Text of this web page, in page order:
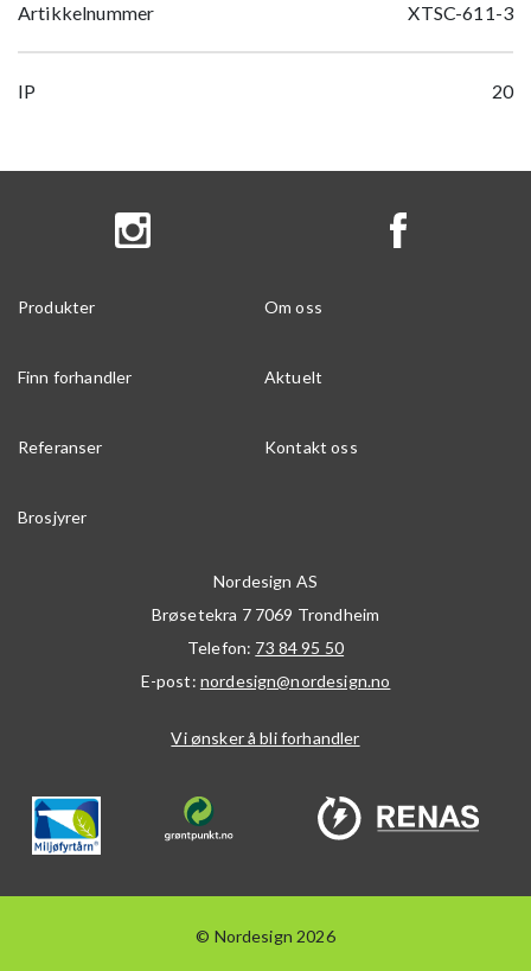
Artikkelnummer XTSC-611-3
IP 20
Produkter Om oss
Finn forhandler Aktuelt
Referanser Kontakt oss
Brosjyrer
Nordesign AS
Brøsetekra 7 7069 Trondheim
Telefon: 73 84 95 50
E-post: nordesign@nordesign.no
Vi ønsker å bli forhandler
© Nordesign 2026